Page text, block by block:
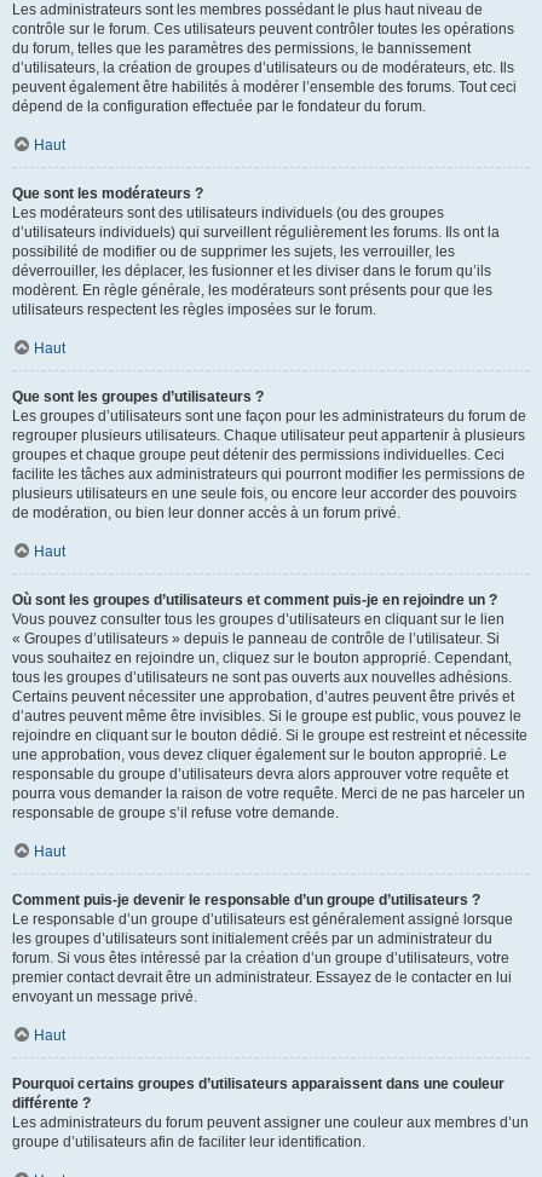
Les administrateurs sont les membres possédant le plus haut niveau de
contrôle sur le forum. Ces utilisateurs peuvent contrôler toutes les opérations
du forum, telles que les paramètres des permissions, le bannissement
d’utilisateurs, la création de groupes d’utilisateurs ou de modérateurs, etc. Ils
peuvent également être habilités à modérer l’ensemble des forums. Tout ceci
dépend de la configuration effectuée par le fondateur du forum.
Haut
Que sont les modérateurs ?
Les modérateurs sont des utilisateurs individuels (ou des groupes
d’utilisateurs individuels) qui surveillent régulièrement les forums. Ils ont la
possibilité de modifier ou de supprimer les sujets, les verrouiller, les
déverrouiller, les déplacer, les fusionner et les diviser dans le forum qu’ils
modèrent. En règle générale, les modérateurs sont présents pour que les
utilisateurs respectent les règles imposées sur le forum.
Haut
Que sont les groupes d’utilisateurs ?
Les groupes d’utilisateurs sont une façon pour les administrateurs du forum de
regrouper plusieurs utilisateurs. Chaque utilisateur peut appartenir à plusieurs
groupes et chaque groupe peut détenir des permissions individuelles. Ceci
facilite les tâches aux administrateurs qui pourront modifier les permissions de
plusieurs utilisateurs en une seule fois, ou encore leur accorder des pouvoirs
de modération, ou bien leur donner accès à un forum privé.
Haut
Où sont les groupes d’utilisateurs et comment puis-je en rejoindre un ?
Vous pouvez consulter tous les groupes d’utilisateurs en cliquant sur le lien
« Groupes d’utilisateurs » depuis le panneau de contrôle de l’utilisateur. Si
vous souhaitez en rejoindre un, cliquez sur le bouton approprié. Cependant,
tous les groupes d’utilisateurs ne sont pas ouverts aux nouvelles adhésions.
Certains peuvent nécessiter une approbation, d’autres peuvent être privés et
d’autres peuvent même être invisibles. Si le groupe est public, vous pouvez le
rejoindre en cliquant sur le bouton dédié. Si le groupe est restreint et nécessite
une approbation, vous devez cliquer également sur le bouton approprié. Le
responsable du groupe d’utilisateurs devra alors approuver votre requête et
pourra vous demander la raison de votre requête. Merci de ne pas harceler un
responsable de groupe s’il refuse votre demande.
Haut
Comment puis-je devenir le responsable d’un groupe d’utilisateurs ?
Le responsable d’un groupe d’utilisateurs est généralement assigné lorsque
les groupes d’utilisateurs sont initialement créés par un administrateur du
forum. Si vous êtes intéressé par la création d’un groupe d’utilisateurs, votre
premier contact devrait être un administrateur. Essayez de le contacter en lui
envoyant un message privé.
Haut
Pourquoi certains groupes d’utilisateurs apparaissent dans une couleur
différente ?
Les administrateurs du forum peuvent assigner une couleur aux membres d’un
groupe d’utilisateurs afin de faciliter leur identification.